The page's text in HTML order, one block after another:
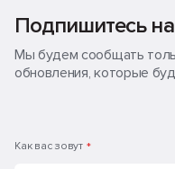
Подпишитесь
Мы будем сообщать
обновления, которые
Как вас зовут *